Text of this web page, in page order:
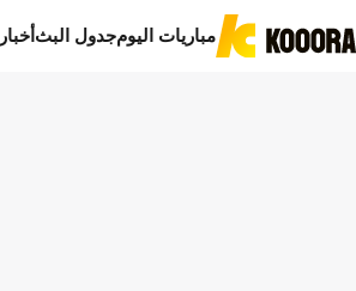
مباريات اليومجدول البثأخبار